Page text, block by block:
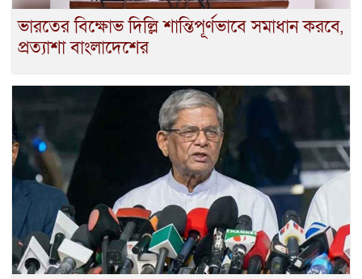
ভারতের বিক্ষোভ দিল্লি শান্তিপূর্ণভাবে সমাধান করবে,
প্রত্যাশা বাংলাদেশের